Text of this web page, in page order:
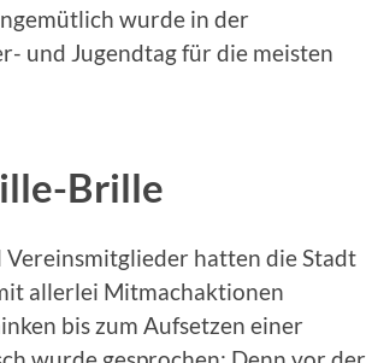
wurde in der
und Jugendtag für die meisten
Brille
Vereinsmitglieder hatten die Stadt
allerlei Mitmachaktionen
bis zum Aufsetzen einer